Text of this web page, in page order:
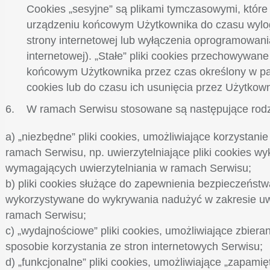
Cookies „sesyjne” są plikami tymczasowymi,
urządzeniu końcowym Użytkownika do czasu
strony internetowej lub wyłączenia
internetowej). „Stałe” pliki cookies
końcowym Użytkownika przez czas określony w
cookies lub do czasu ich usunięcia przez
W ramach Serwisu stosowane są następujące
a) „niezbędne” pliki cookies, umożliwiające
ramach Serwisu, np. uwierzytelniające pliki cookies
wymagających uwierzytelniania w ramach Serwisu;
b) pliki cookies służące do zapewnienia
wykorzystywane do wykrywania nadużyć w zakresie
ramach Serwisu;
c) „wydajnościowe” pliki cookies, umożliwiające
sposobie korzystania ze stron internetowych Serwisu;
d) „funkcjonalne” pliki cookies, umożliwiające